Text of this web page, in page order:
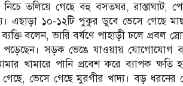
তলিয়ে গেছে বহু বসতঘর, রাস্তাঘাট,
এছাড়া ১০-১২টি পুকুর ডুবে ভেসে গেছে
বলেন, ভারি বর্ষণে পাহাড়ী ঢলে প্রবল
পড়েছেন। সড়ক ভেঙে যাওয়ায় যোগোযোগ
খামারে পানি প্রবেশ করে ব্যাপক
ভেসে গেছে মুরগীর খাদ্য। বড় ধরনের